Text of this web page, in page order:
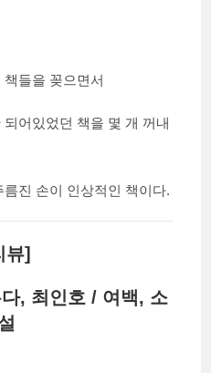
들을 꽂으면서
어있었던 책을 몇 개 꺼내
진 손이 인상적인 책이다.
뷰]
, 최인호 / 여백, 소